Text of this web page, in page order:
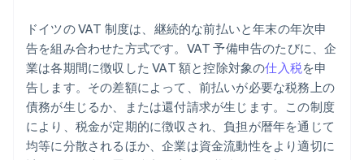
ドイツの VAT 制度は、継続的な前払いと年末の年次申
告を組み合わせた方式です。VAT 予備申告のたびに、企
業は各期間に徴収した VAT 額と控除対象の仕入税を申
告します。その差額によって、前払いが必要な税務上の
債務が生じるか、または還付請求が生じます。この制度
により、税金が定期的に徴収され、負担が暦年を通じて
均等に分散されるほか、企業は資金流動性をより適切に